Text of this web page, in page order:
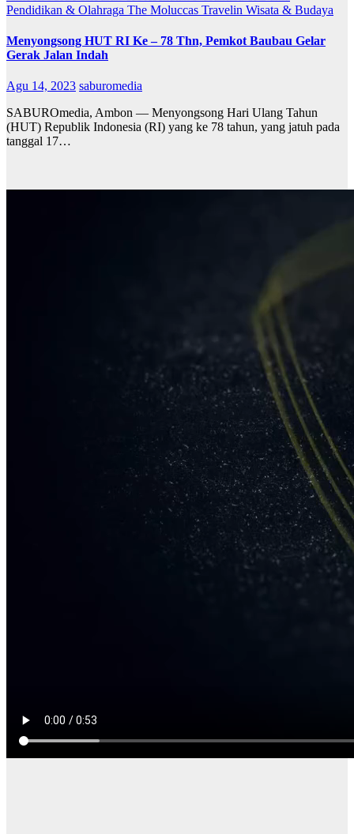
Pendidikan & Olahraga The Moluccas Travelin Wisata & Budaya
Menyongsong HUT RI Ke – 78 Thn, Pemkot Baubau Gelar
Gerak Jalan Indah
Agu 14, 2023 saburomedia
SABUROmedia, Ambon — Menyongsong Hari Ulang Tahun
(HUT) Republik Indonesia (RI) yang ke 78 tahun, yang jatuh pada
tanggal 17…